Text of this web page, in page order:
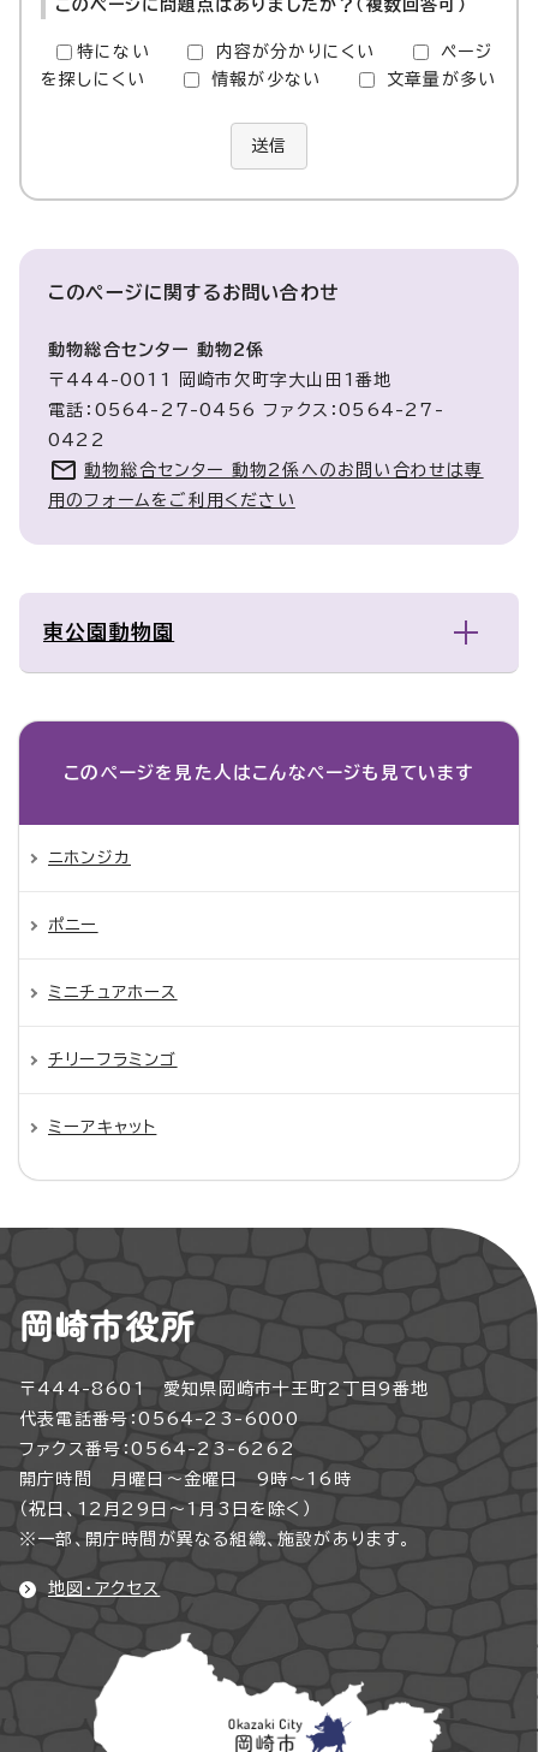
このページに問題点はありましたか？（複数回答可）
特にない 内容が分かりにくい
ページ
を探しにくい
情報が少ない 文章量が多い
送信
このページに関するお問い合わせ
動物総合センター 動物2係
〒444-0011 岡崎市欠町字大山田1番地
電話：0564-27-0456 ファクス：0564-27-
0422
動物総合センター 動物2係へのお問い合わせは専
用のフォームをご利用ください
東公園動物園
このページを見た人は こんなページも見ています
ニホンジカ
ポニー
ミニチュアホース
チリーフラミンゴ
ミーアキャット
岡崎市役所
〒444-8601 愛知県岡崎市十王町2丁目9番地
代表電話番号：0564-23-6000
ファクス番号：0564-23-6262
開庁時間 月曜日～金曜日 9時～16時
（祝日、12月29日～1月3日を除く）
※一部、開庁時間が異なる組織、施設があります。
地図・アクセス